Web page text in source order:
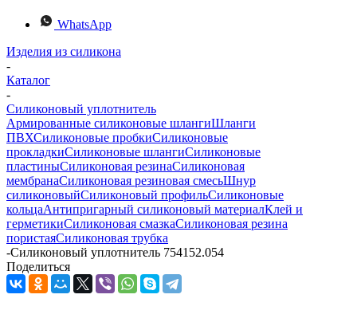
WhatsApp
Изделия из силикона
-
Каталог
-
Силиконовый уплотнитель
Армированные силиконовые шлангиШланги
ПВХСиликоновые пробкиСиликоновые
прокладкиСиликоновые шлангиСиликоновые
пластиныСиликоновая резинаСиликоновая
мембранаСиликоновая резиновая смесьШнур
силиконовыйСиликоновый профильСиликоновые
кольцаАнтипригарный силиконовый материалКлей и
герметикиСиликоновая смазкаСиликоновая резина
пористаяСиликоновая трубка
-Силиконовый уплотнитель 754152.054
Поделиться